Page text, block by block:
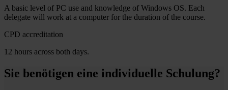
A basic level of PC use and knowledge of Windows OS. Each
delegate will work at a computer for the duration of the course.
CPD accreditation
12 hours across both days.
Sie benötigen eine individuelle Schulung?